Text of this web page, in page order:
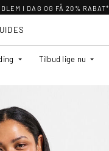
I DAG OG FÅ 20% RABAT*
Tilbud lige nu